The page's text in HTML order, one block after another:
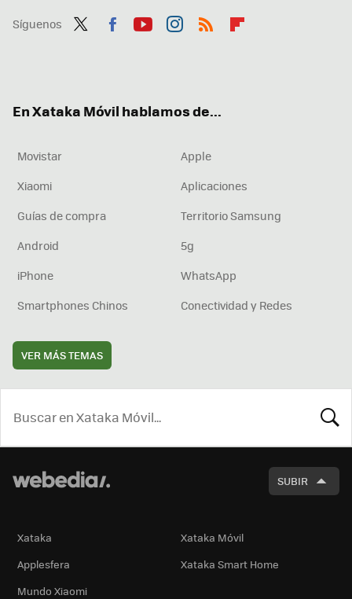
Síguenos
En Xataka Móvil hablamos de...
Movistar
Apple
Xiaomi
Aplicaciones
Guías de compra
Territorio Samsung
Android
5g
iPhone
WhatsApp
Smartphones Chinos
Conectividad y Redes
VER MÁS TEMAS
SUBIR
Xataka
Xataka Móvil
Applesfera
Xataka Smart Home
Mundo Xiaomi